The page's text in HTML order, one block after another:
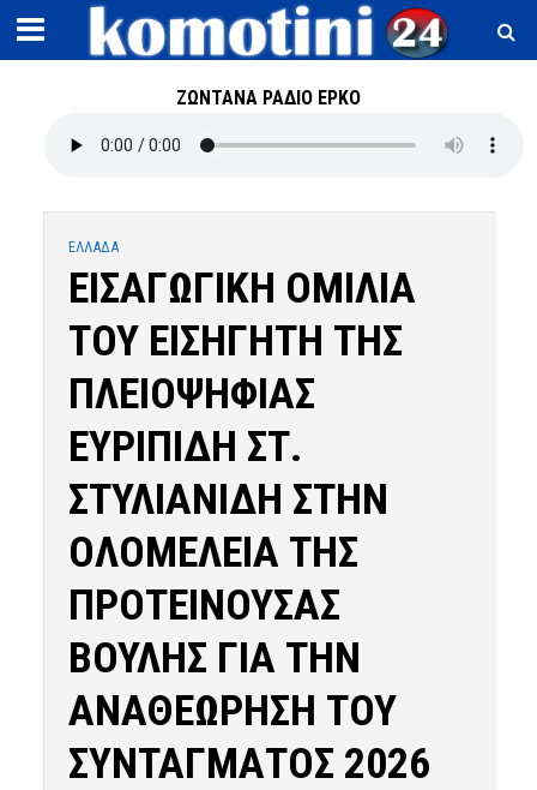
ΖΩΝΤΑΝΑ ΡΑΔΙΟ ΕΡΚΟ
ΕΛΛΑΔΑ
ΕΙΣΑΓΩΓΙΚΗ ΟΜΙΛΙΑ
ΤΟΥ ΕΙΣΗΓΗΤΗ ΤΗΣ
ΠΛΕΙΟΨΗΦΙΑΣ
ΕΥΡΙΠΙΔΗ ΣΤ.
ΣΤΥΛΙΑΝΙΔΗ ΣΤΗΝ
ΟΛΟΜΕΛΕΙΑ ΤΗΣ
ΠΡΟΤΕΙΝΟΥΣΑΣ
ΒΟΥΛΗΣ ΓΙΑ ΤΗΝ
ΑΝΑΘΕΩΡΗΣΗ ΤΟΥ
ΣΥΝΤΑΓΜΑΤΟΣ 2026